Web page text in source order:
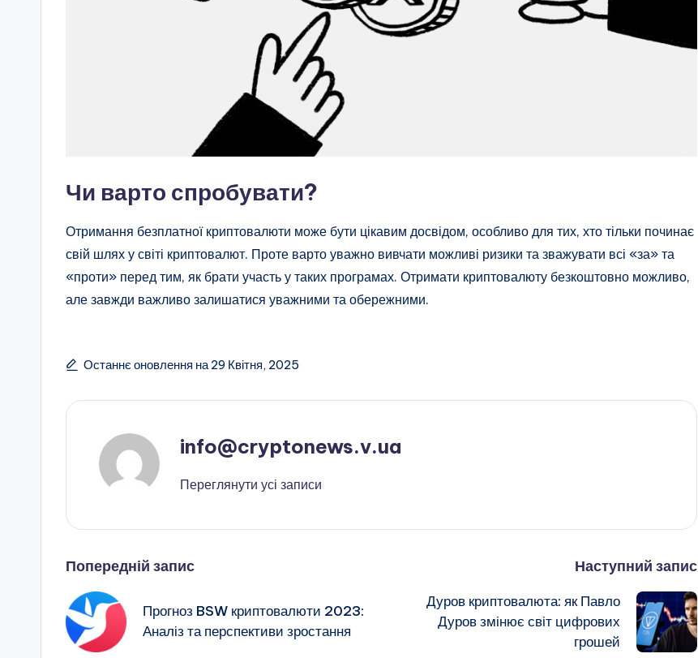
Чи варто спробувати?
Отримання безплатної криптовалюти може бути цікавим досвідом, особливо для тих, хто тільки починає
свій шлях у світі криптовалют. Проте варто уважно вивчати можливі ризики та зважувати всі «за» та
«проти» перед тим, як брати участь у таких програмах. Отримати криптовалюту безкоштовно можливо,
але завжди важливо залишатися уважними та обережними.
Останнє оновлення на 29 Квітня, 2025
info@cryptonews.v.ua
Переглянути усі записи
Навігація
по
Попередній запис
Прогноз BSW криптовалюти 2023:
Аналіз та перспективи зростання
Наступний запис
Дуров криптовалюта: як Павло
Дуров змінює світ цифрових
грошей